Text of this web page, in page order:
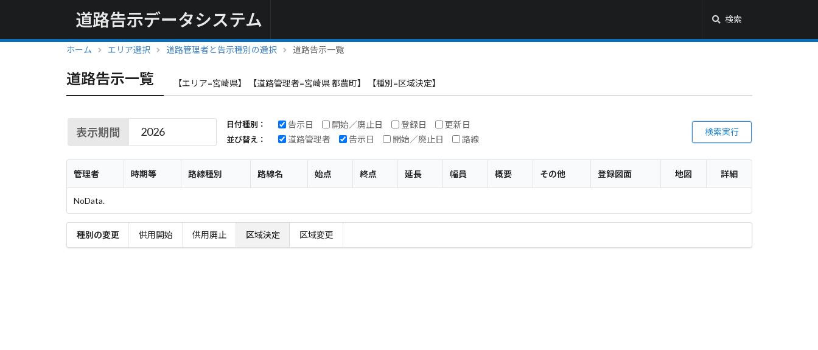
道路告示データシステム 検索
ホーム エリア選択 道路管理者と告示種別の選択 道路告示一覧
道路告示一覧 【エリア=宮崎県】 【道路管理者=宮崎県 都農町】 【種別=区域決定】
表示期間
日付種別： 告示日 開始／廃止日 登録日 更新日
並び替え： 道路管理者 告示日 開始／廃止日 路線
検索実行
管理者 時期等 路線種別 路線名 始点 終点 延長 幅員 概要 その他 登録図面 地図 詳細
NoData.
種別の変更 供用開始 供用廃止 区域決定 区域変更